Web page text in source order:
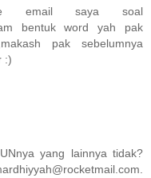
email saya soal
bentuk word yah pak
pak sebelumnya
:)
yang lainnya tidak?